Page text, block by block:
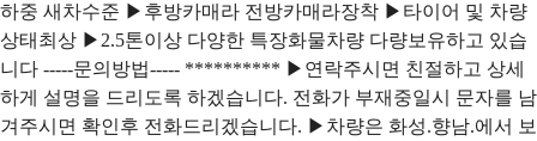
하중 새차수준 ▶후방카매라 전방카매라장착 ▶타이어 및 차량
상태최상 ▶2.5톤이상 다양한 특장화물차량 다량보유하고 있습
니다 -----문의방법----- ********** ▶연락주시면 친절하고 상세
하게 설명을 드리도록 하겠습니다. 전화가 부재중일시 문자를 남
겨주시면 확인후 전화드리겠습니다. ▶차량은 화성.향남.에서 보